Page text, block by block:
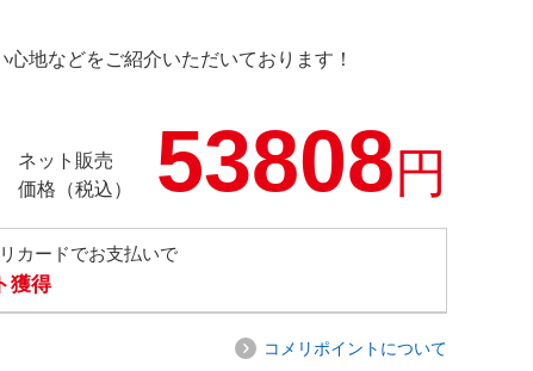
地などをご紹介いただいております！
ネット販売
価格（税込）
53808円
カードでお支払いで
獲得
コメリポイントについて